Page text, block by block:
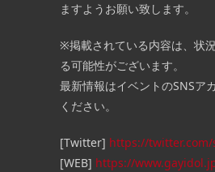
ますようお願い致します。
※掲載されている内容は、状
る可能性がございます。
最新情報はイベントのSNSア
ください。
[Twitter] https://twitter.com/
[WEB] https://